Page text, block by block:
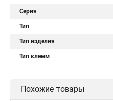
Серия
Тип
Тип изделия
Тип клемм
Похожие товары